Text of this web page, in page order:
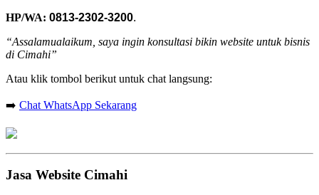
HP/WA: 0813-2302-3200.
“Assalamualaikum, saya ingin konsultasi bikin website untuk bisnis
di Cimahi”
Atau klik tombol berikut untuk chat langsung:
➡️ Chat WhatsApp Sekarang
Jasa Website Cimahi